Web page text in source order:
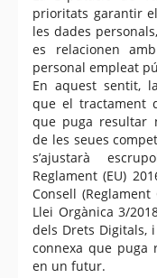
prioritats garantir
les dades
es relacionen
personal empleat
En aquest sentit,
que el tractament
que puga resultar
de les seues
s’ajustarà
Reglament (EU)
Consell
Llei Orgànica 3/
dels Drets Digitals,
connexa que puga
en un futur.